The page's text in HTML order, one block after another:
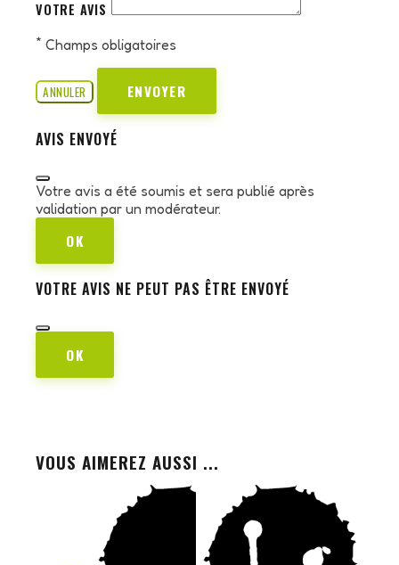
VOTRE AVIS
* Champs obligatoires
ANNULER ENVOYER
AVIS ENVOYÉ
Votre avis a été soumis et sera publié après
validation par un modérateur.
OK
VOTRE AVIS NE PEUT PAS ÊTRE ENVOYÉ
OK
VOUS AIMEREZ AUSSI ...